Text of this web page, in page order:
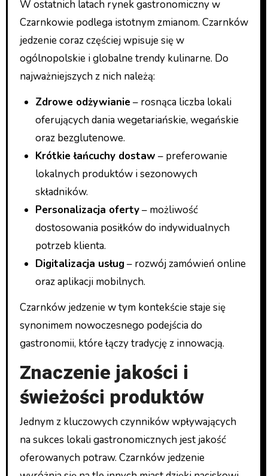
W ostatnich latach rynek gastronomiczny w
Czarnkowie podlega istotnym zmianom. Czarnków
jedzenie coraz częściej wpisuje się w
ogólnopolskie i globalne trendy kulinarne. Do
najważniejszych z nich należą:
Zdrowe odżywianie – rosnąca liczba lokali
oferujących dania wegetariańskie, wegańskie
oraz bezglutenowe.
Krótkie łańcuchy dostaw – preferowanie
lokalnych produktów i sezonowych
składników.
Personalizacja oferty– możliwość
dostosowania posiłków do indywidualnych
potrzeb klienta.
Digitalizacja usług– rozwój zamówień online
oraz aplikacji mobilnych.
Czarnków jedzenie w tym kontekście staje się
synonimem nowoczesnego podejścia do
gastronomii, które łączy tradycję z innowacją.
Znaczenie jakości i
świeżości produktów
Jednym z kluczowych czynników wpływających
na sukces lokali gastronomicznych jest jakość
oferowanych potraw. Czarnków jedzenie